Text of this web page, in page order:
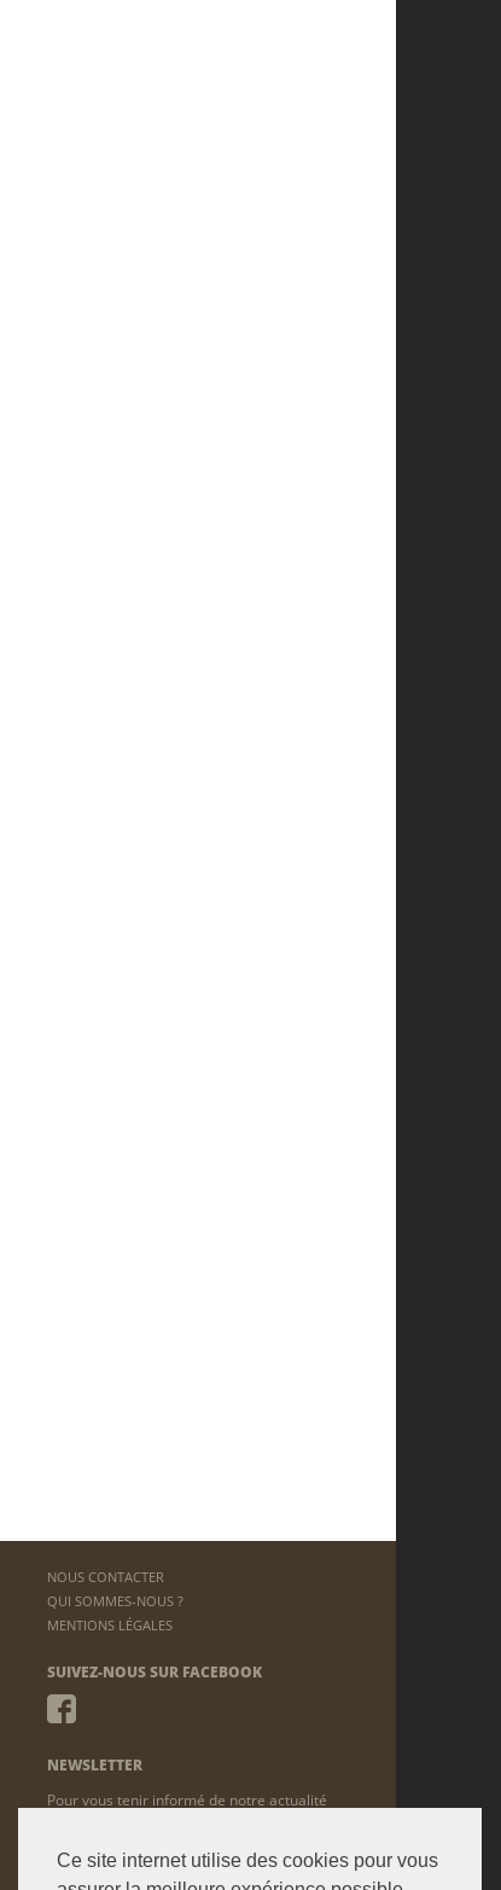
Ce site internet utilise des cookies pour vous
NOUS CONTACTER
QUI SOMMES-NOUS ?
MENTIONS LÉGALES
SUIVEZ-NOUS SUR FACEBOOK
NEWSLETTER
Pour vous tenir informé de notre actualité